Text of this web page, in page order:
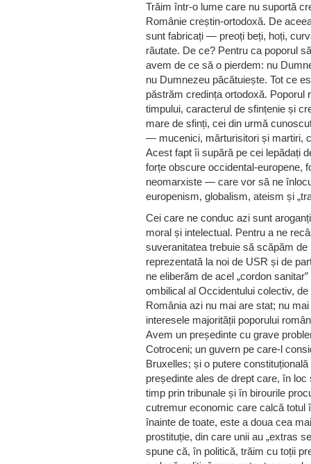
Trăim într-o lume care nu suportă
Românie creștin-ortodoxă. De
sunt fabricați — preoți beți, hoți,
răutate. De ce? Pentru ca poporul
avem de ce să o pierdem: nu
nu Dumnezeu păcătuiește. Tot ce
păstrăm credința ortodoxă. Poporul
timpului, caracterul de sfințenie și
mare de sfinți, cei din urmă
— mucenici, mărturisitori și martiri,
Acest fapt îi supără pe cei lepădați
forțe obscure occidental-europene,
neomarxiste — care vor să ne
europenism, globalism, ateism și
Cei care ne conduc azi sunt
moral și intelectual. Pentru a ne
suveranitatea trebuie să scăpăm
reprezentată la noi de USR și de
ne eliberăm de acel „cordon
ombilical al Occidentului colectiv,
România azi nu mai are stat; nu
interesele majorității poporului
Avem un președinte cu grave
Cotroceni; un guvern pe care-l
Bruxelles; și o putere
președinte ales de drept care, în
timp prin tribunale și în birourile
cutremur economic care calcă totul
înainte de toate, este a doua cea
prostituție, din care unii au „extras
spune că, în politică, trăim cu toții